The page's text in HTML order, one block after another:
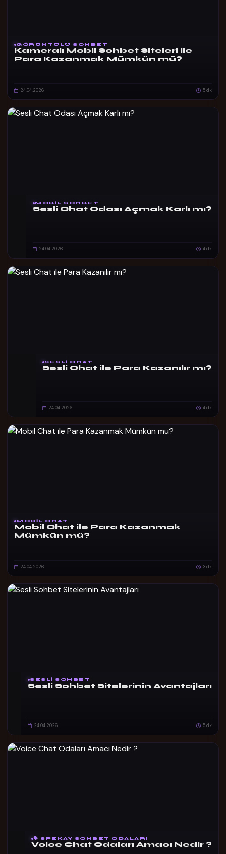
GÖRÜNTÜLÜ SOHBET
Kameralı Mobil Sohbet Siteleri ile
Para Kazanmak Mümkün mü?
24.04.2026 5 dk
MOBIL SOHBET
Sesli Chat Odası Açmak Karlı mı?
24.04.2026 4 dk
SESLI CHAT
Sesli Chat ile Para Kazanılır mı?
24.04.2026 4 dk
MOBIL CHAT
Mobil Chat ile Para Kazanmak
Mümkün mü?
24.04.2026 3 dk
SESLI SOHBET
Sesli Sohbet Sitelerinin Avantajları
24.04.2026 5 dk
🗣️ SPEKAY SOHBET ODALARI
Voice Chat Odaları Amacı Nedir ?